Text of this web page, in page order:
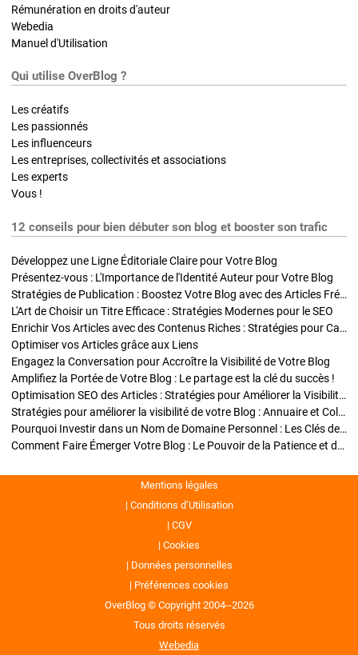
Rémunération en droits d'auteur
Webedia
Manuel d'Utilisation
Qui utilise OverBlog ?
Les créatifs
Les passionnés
Les influenceurs
Les entreprises, collectivités et associations
Les experts
Vous !
12 conseils pour bien débuter son blog et booster son trafic
Développez une Ligne Éditoriale Claire pour Votre Blog
Présentez-vous : L'Importance de l'Identité Auteur pour Votre Blog
Stratégies de Publication : Boostez Votre Blog avec des Articles Fréquents et Exclusifs
L'Art de Choisir un Titre Efficace : Stratégies Modernes pour le SEO
Enrichir Vos Articles avec des Contenus Riches : Stratégies pour Captiver et Optimiser
Optimiser vos Articles grâce aux Liens
Engagez la Conversation pour Accroître la Visibilité de Votre Blog
Amplifiez la Portée de Votre Blog : Le partage est la clé du succès !
Optimisation SEO des Articles : Stratégies pour Améliorer la Visibilité de Votre Blog
Stratégies pour améliorer la visibilité de votre Blog : Annuaire et Collaborations
Pourquoi Investir dans un Nom de Domaine Personnel : Les Clés de la Réussite de Votre Blog
Comment Faire Émerger Votre Blog : Le Pouvoir de la Patience et de la Persévérance
Mentions légales
Conditions d’Utilisation
CGV
Cookies
Données personnelles
Préférences cookies
OverBlog © Copyright 2004--2026
Tous droits réservés
Webedia